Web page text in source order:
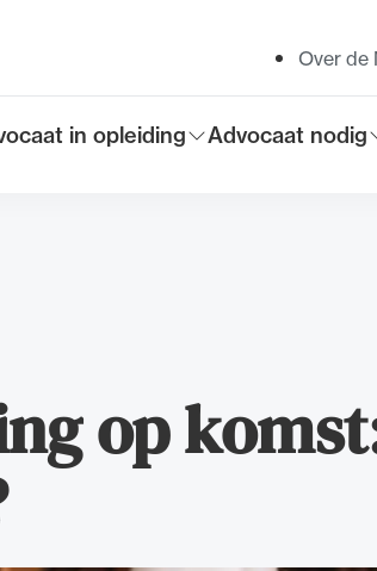
submenu voor
in opleiding
Toon submenu
Advocaat nodig
Toon
Over de
op